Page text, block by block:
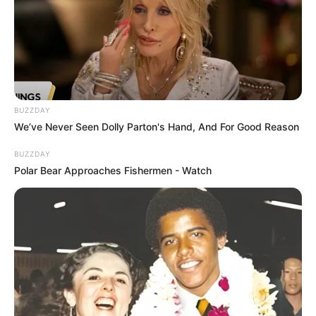
A Prefeitura de Paraguaçu, por meio da Secretaria
Municipal de Saúde e em parceria com as Secretarias de
Esporte, Educação e a Associação Comercial, dá início à
campanha “Natal Sem Dengue”, uma ação coletiva de
combate ao mosquito transmissor da dengue.
BUZZDAY
We’ve Never Seen Dolly Parton's Hand, And For Good Reason
BUZZDAY
Polar Bear Approaches Fishermen - Watch